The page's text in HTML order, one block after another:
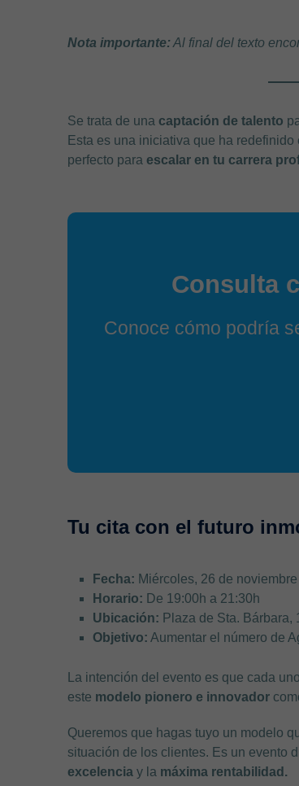
Nota importante:Al final del texto
Se trata de una captación de talento
Esta es una iniciativa que ha redefinido
perfecto para escalar en tu carrera
Consulta
Conoce cómo podría
Tu cita con el futuro
Fecha: Miércoles, 26 de
Horario: De 19:00h a 21:30h
Ubicación: Plaza de Sta. Bárbara,
Objetivo: Aumentar el número de
La intención del evento es que cada
este modelo pionero e innovador
Queremos que hagas tuyo un modelo
situación de los clientes. Es un evento
excelencia y la máxima rentabilidad.